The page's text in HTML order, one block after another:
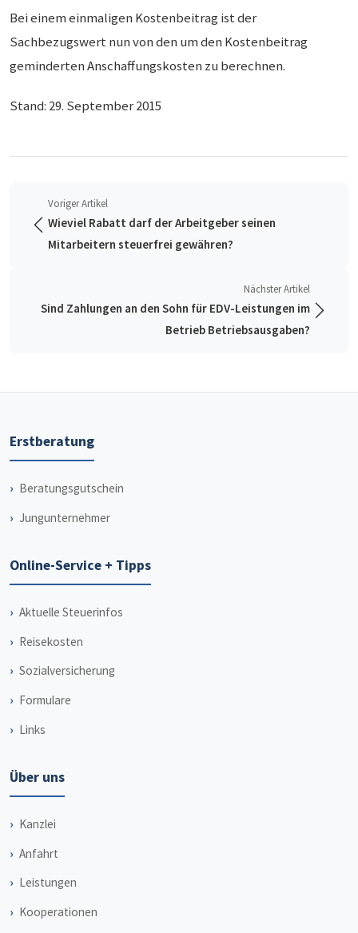
Bei einem einmaligen Kostenbeitrag ist der
Sachbezugswert nun von den um den Kostenbeitrag
geminderten Anschaffungskosten zu berechnen.
Stand: 29. September 2015
Voriger Artikel
Wieviel Rabatt darf der Arbeitgeber seinen
Mitarbeitern steuerfrei gewähren?
Nächster Artikel
Sind Zahlungen an den Sohn für EDV-Leistungen im
Betrieb Betriebsausgaben?
Erstberatung
Beratungsgutschein
Jungunternehmer
Online-Service + Tipps
Aktuelle Steuerinfos
Reisekosten
Sozialversicherung
Formulare
Links
Über uns
Kanzlei
Anfahrt
Leistungen
Kooperationen